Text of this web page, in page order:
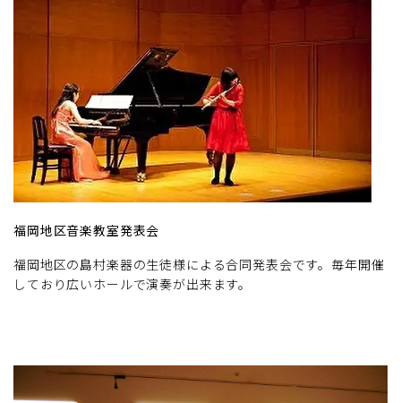
福岡地区音楽教室発表会
福岡地区の島村楽器の生徒様による合同発表会です。毎年開催
しており広いホールで演奏が出来ます。